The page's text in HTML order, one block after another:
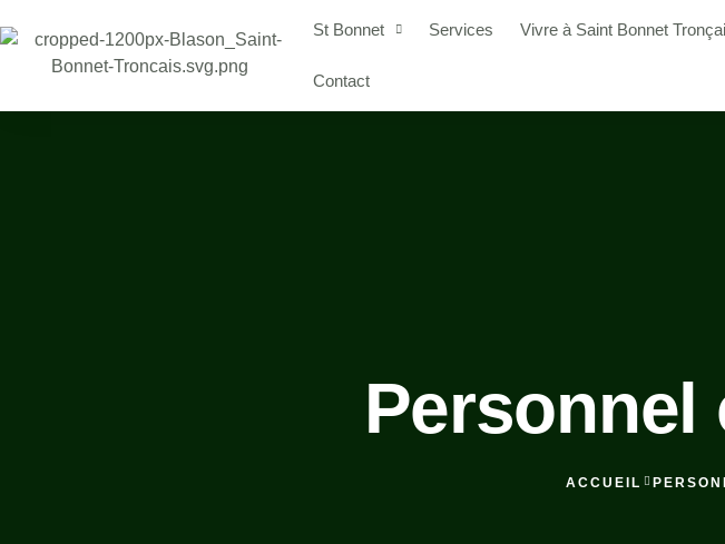
St Bonnet Services Vivre à Saint Bonnet
Contact
Personnel
ACCUEIL